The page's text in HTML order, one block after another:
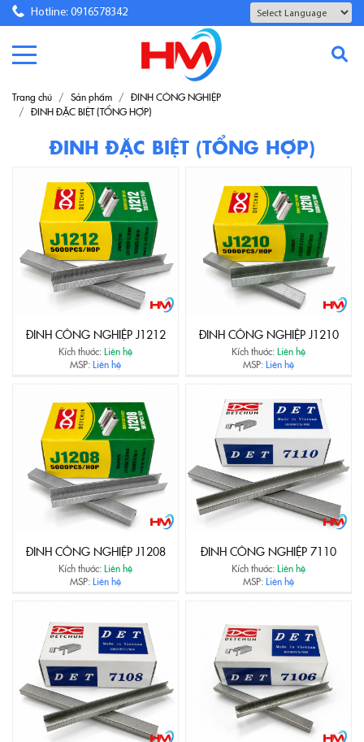
Hotline: 0916578342
Trang chủ Sản phẩm
ĐINH CÔNG NGHIỆP
ĐINH ĐẶC BIỆT (TỔNG HỢP)
ĐINH ĐẶC BIỆT (TỔNG HỢP)
ĐINH CÔNG NGHIỆP J1212
Kích thước:Liên hệ
MSP:Liên hệ
ĐINH CÔNG NGHIỆP J1210
Kích thước:Liên hệ
MSP:Liên hệ
ĐINH CÔNG NGHIỆP J1208
Kích thước:Liên hệ
MSP:Liên hệ
ĐINH CÔNG NGHIỆP 7110
Kích thước:Liên hệ
MSP:Liên hệ